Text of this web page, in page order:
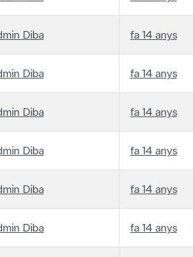
Diba fa 14 anys
Diba fa 14 anys
Diba fa 14 anys
Diba fa 14 anys
Diba fa 14 anys
Diba fa 14 anys
Diba fa 14 anys